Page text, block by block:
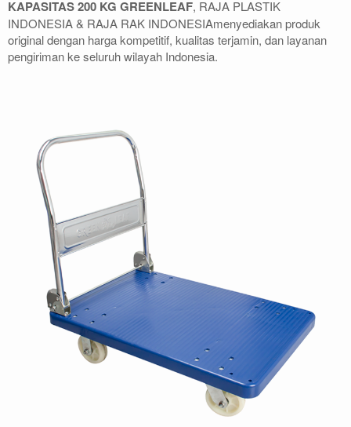
KAPASITAS 200 KG GREENLEAF, RAJA PLASTIK
INDONESIA & RAJA RAK INDONESIAmenyediakan produk
original dengan harga kompetitif, kualitas terjamin, dan layanan
pengiriman ke seluruh wilayah Indonesia.